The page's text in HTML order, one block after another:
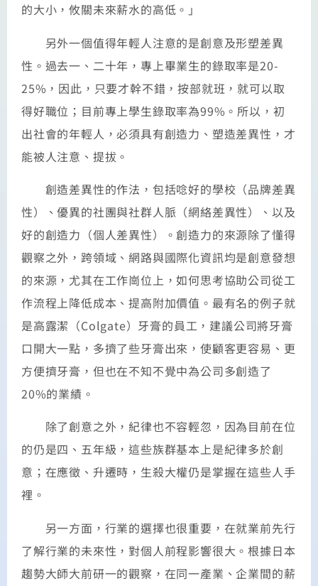
的大小，攸關未來薪水的高低。」
另外一個值得年輕人注意的是創意及形塑差異
性。過去一、二十年，專上畢業生的錄取率是20-
25%，因此，只要才幹不錯，按部就班，就可以取
得好職位；目前專上學生錄取率為99%。所以，初
出社會的年輕人，必須具有創造力、塑造差異性，才
能被人注意、提拔。
創造差異性的作法，包括唸好的學校（品牌差異
性）、優異的社團與社群人脈（網絡差異性）、以及
好的創造力（個人差異性）。創造力的來源除了懂得
觀察之外，跨領域、網路與國際化資訊均是創意發想
的來源，尤其在工作崗位上，如何思考協助公司從工
作流程上降低成本、提高附加價值。最有名的例子就
是高露潔（Colgate）牙膏的員工，建議公司將牙膏
口開大一點，多擠了些牙膏出來，使顧客更容易、更
方便擠牙膏，但也在不知不覺中為公司多創造了
20%的業績。
除了創意之外，紀律也不容輕忽，因為目前在位
的仍是四、五年級，這些族群基本上是紀律多於創
意；在應徵、升遷時，生殺大權仍是掌握在這些人手
裡。
另一方面，行業的選擇也很重要，在就業前先行
了解行業的未來性，對個人前程影響很大。根據日本
趨勢大師大前研一的觀察，在同一產業、企業間的薪